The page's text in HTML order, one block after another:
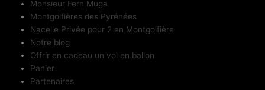
Monsieur Fern Muga
Montgolfières des Pyrénées
Nacelle Privée pour 2 en Montgolfière
Notre blog
Offrir en cadeau un vol en ballon
Panier
Partenaires